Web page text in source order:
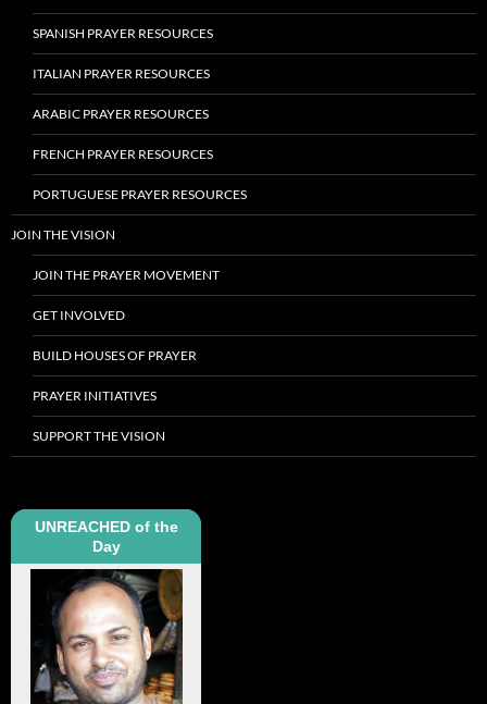
SPANISH PRAYER RESOURCES
ITALIAN PRAYER RESOURCES
ARABIC PRAYER RESOURCES
FRENCH PRAYER RESOURCES
PORTUGUESE PRAYER RESOURCES
JOIN THE VISION
JOIN THE PRAYER MOVEMENT
GET INVOLVED
BUILD HOUSES OF PRAYER
PRAYER INITIATIVES
SUPPORT THE VISION
UNREACHED of the
Day